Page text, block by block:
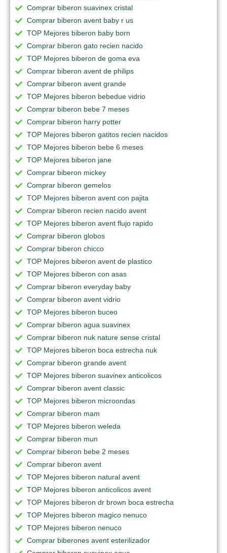
Comprar biberon suavinex cristal
Comprar biberon avent baby r us
TOP Mejores biberon baby born
Comprar biberon gato recien nacido
TOP Mejores biberon de goma eva
Comprar biberon avent de philips
Comprar biberon avent grande
TOP Mejores biberon bebedue vidrio
Comprar biberon bebe 7 meses
Comprar biberon harry potter
TOP Mejores biberon gatitos recien nacidos
TOP Mejores biberon bebe 6 meses
TOP Mejores biberon jane
Comprar biberon mickey
Comprar biberon gemelos
TOP Mejores biberon avent con pajita
Comprar biberon recien nacido avent
TOP Mejores biberon avent flujo rapido
Comprar biberon globos
Comprar biberon chicco
TOP Mejores biberon avent de plastico
TOP Mejores biberon con asas
Comprar biberon everyday baby
Comprar biberon avent vidrio
TOP Mejores biberon buceo
Comprar biberon agua suavinex
Comprar biberon nuk nature sense cristal
TOP Mejores biberon boca estrecha nuk
Comprar biberon grande avent
TOP Mejores biberon suavinex anticolicos
Comprar biberon avent classic
TOP Mejores biberon microondas
Comprar biberon mam
TOP Mejores biberon weleda
Comprar biberon mun
Comprar biberon bebe 2 meses
Comprar biberon avent
TOP Mejores biberon natural avent
TOP Mejores biberon anticolicos avent
TOP Mejores biberon dr brown boca estrecha
TOP Mejores biberon magico nenuco
TOP Mejores biberon nenuco
Comprar biberones avent esterilizador